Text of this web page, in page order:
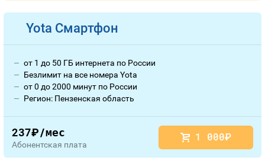
Yota Смартфон
от 1 до 50 ГБ интернета по России
Безлимит на все номера Yota
от 0 до 2000 минут по России
Регион: Пензенская область
237руб./мес
Абонентская плата
1 000руб.